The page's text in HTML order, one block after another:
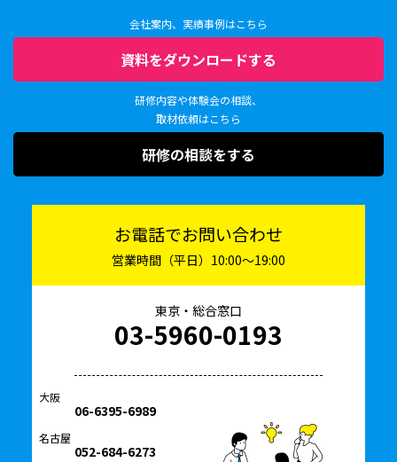
会社案内、実績事例はこちら
資料をダウンロードする
研修内容や体験会の相談、
取材依頼はこちら
研修の相談をする
お電話でお問い合わせ
営業時間（平日）10:00〜19:00
東京・総合窓口
03-5960-0193
大阪
06-6395-6989
名古屋
052-684-6273